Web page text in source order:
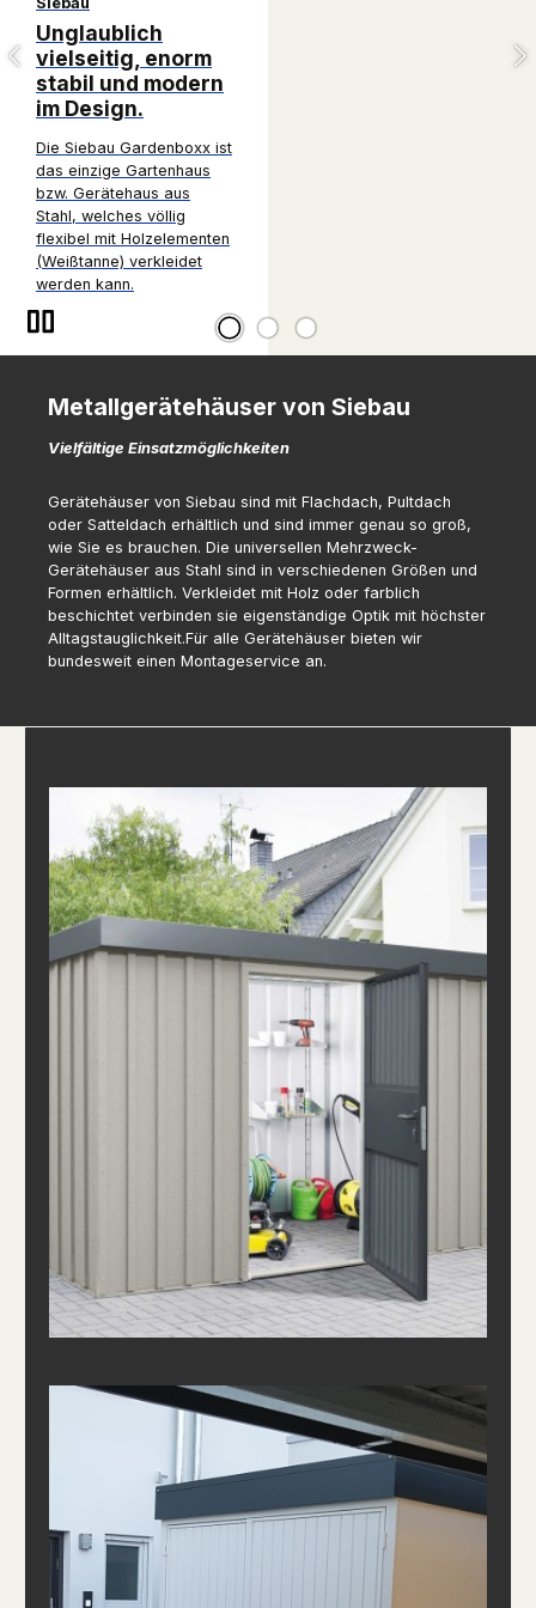
Metallgerätehäuser von Siebau
Vielfältige Einsatzmöglichkeiten
Gerätehäuser von Siebau sind mit Flachdach, Pultdach
oder Satteldach erhältlich und sind immer genau so groß,
wie Sie es brauchen. Die universellen Mehrzweck-
Gerätehäuser aus Stahl sind in verschiedenen Größen und
Formen erhältlich. Verkleidet mit Holz oder farblich
beschichtet verbinden sie eigenständige Optik mit höchster
Alltagstauglichkeit.Für alle Gerätehäuser bieten wir
bundesweit einen Montageservice an.